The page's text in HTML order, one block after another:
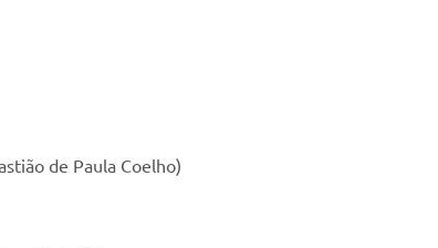
de Paula Coelho)